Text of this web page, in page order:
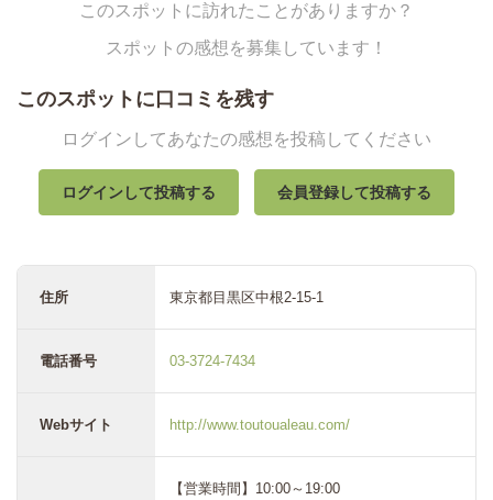
このスポットに訪れたことがありますか？
スポットの感想を募集しています！
このスポットに口コミを残す
ログインしてあなたの感想を投稿してください
ログインして投稿する 会員登録して投稿する
住所 東京都目黒区中根2-15-1
電話番号 03-3724-7434
Webサイト http://www.toutoualeau.com/
【営業時間】10:00～19:00